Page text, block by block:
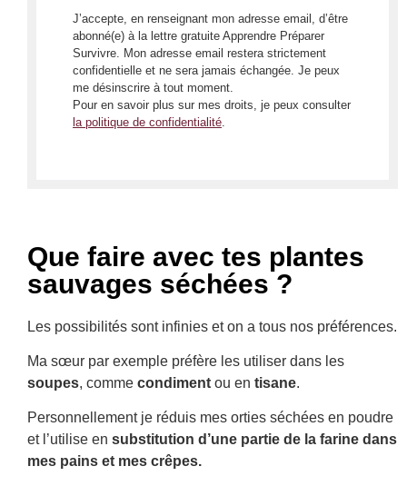
J’accepte, en renseignant mon adresse email, d’être
abonné(e) à la lettre gratuite Apprendre Préparer
Survivre. Mon adresse email restera strictement
confidentielle et ne sera jamais échangée. Je peux
me désinscrire à tout moment.
Pour en savoir plus sur mes droits, je peux consulter
la politique de confidentialité
Que faire avec tes plantes
sauvages séchées ?
Les possibilités sont infinies et on a tous nos préférences.
Ma sœur par exemple préfère les utiliser dans les
soupes, comme condiment ou en tisane.
Personnellement je réduis mes orties séchées en poudre
et l’utilise en substitution d’une partie de la farine dans
mes pains et mes crêpes.